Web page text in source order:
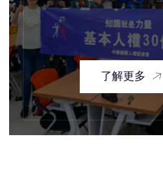
了解更多